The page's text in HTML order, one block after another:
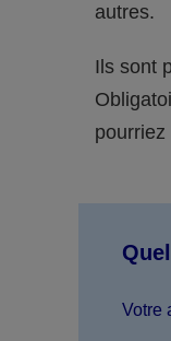
autres.
Ils sont
Votre